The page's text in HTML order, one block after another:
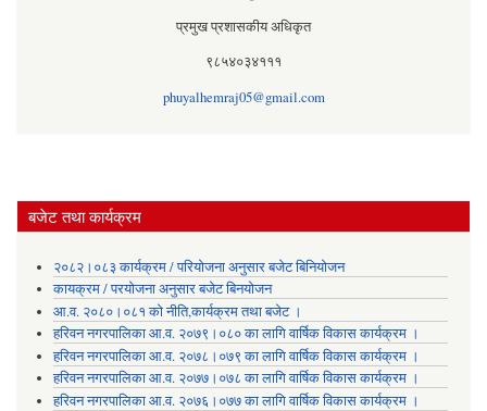
प्रमुख प्रशासकीय अधिकृत
९८५४०३४१११
phuyalhemraj05@gmail.com
बजेट तथा कार्यक्रम
२०८२।०८३ कार्यक्रम / परियोजना अनुसार बजेट बिनियोजन
कायक्रम / परयोजना अनुसार बजेट बिनयोजन
आ.व. २०८०।०८१ को नीति,कार्यक्रम तथा बजेट ।
हरिवन नगरपालिका आ‍.व. २०७९।०८० का लागि वार्षिक विकास कार्यक्रम ।
हरिवन नगरपालिका आ‍.व. २०७८।०७९ का लागि वार्षिक विकास कार्यक्रम ।
हरिवन नगरपालिका आ‍.व. २०७७।०७८ का लागि वार्षिक विकास कार्यक्रम ।
हरिवन नगरपालिका आ‍.व. २०७६।०७७ का लागि वार्षिक विकास कार्यक्रम ।